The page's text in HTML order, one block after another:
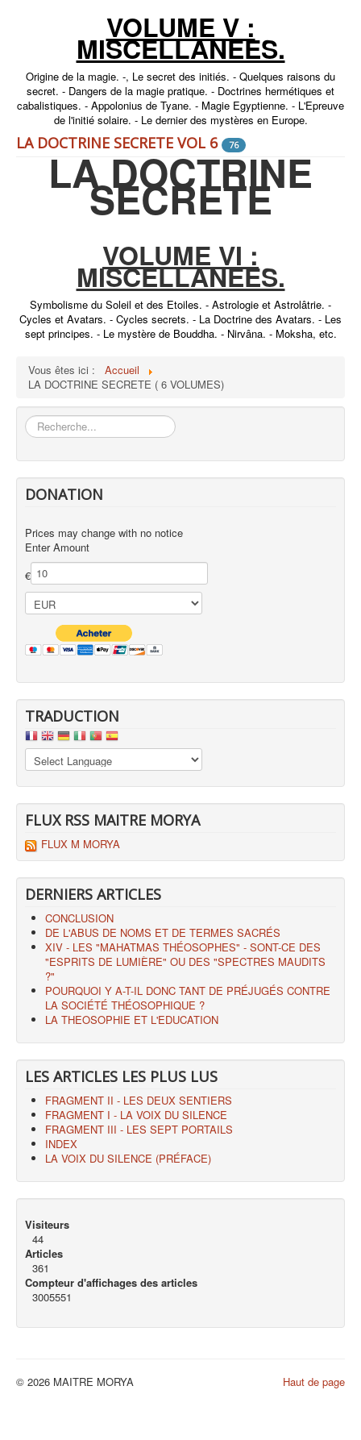
VOLUME V :
MISCELLANEES.
Origine de la magie. -, Le secret des initiés. - Quelques raisons du
secret. - Dangers de la magie pratique. - Doctrines hermétiques et
cabalistiques. - Appolonius de Tyane. - Magie Egyptienne. - L'Epreuve
de l'initié solaire. - Le dernier des mystères en Europe.
LA DOCTRINE SECRETE VOL 6 76
LA DOCTRINE
SECRETE
VOLUME VI :
MISCELLANEES.
Symbolisme du Soleil et des Etoiles. - Astrologie et Astrolâtrie. -
Cycles et Avatars. - Cycles secrets. - La Doctrine des Avatars. - Les
sept principes. - Le mystère de Bouddha. - Nirvâna. - Moksha, etc.
Vous êtes ici :
Accueil
LA DOCTRINE SECRETE ( 6 VOLUMES)
Rechercher
DONATION
Prices may change with no notice
Enter Amount
€
TRADUCTION
FLUX RSS MAITRE MORYA
FLUX M MORYA
DERNIERS ARTICLES
CONCLUSION
DE L'ABUS DE NOMS ET DE TERMES SACRÉS
XIV - LES "MAHATMAS THÉOSOPHES" - SONT-CE DES
"ESPRITS DE LUMIÈRE" OU DES "SPECTRES MAUDITS
?"
POURQUOI Y A-T-IL DONC TANT DE PRÉJUGÉS CONTRE
LA SOCIÉTÉ THÉOSOPHIQUE ?
LA THEOSOPHIE ET L'EDUCATION
LES ARTICLES LES PLUS LUS
FRAGMENT II - LES DEUX SENTIERS
FRAGMENT I - LA VOIX DU SILENCE
FRAGMENT III - LES SEPT PORTAILS
INDEX
LA VOIX DU SILENCE (PRÉFACE)
Visiteurs
44
Articles
361
Compteur d'affichages des articles
3005551
Haut de page
© 2026 MAITRE MORYA